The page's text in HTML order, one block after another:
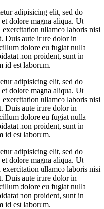
adipisicing elit, sed do
dolore magna aliqua. Ut
ullamco laboris nisi
Duis aute irure dolor in
dolore eu fugiat nulla
non proident, sunt in
id est laborum.
adipisicing elit, sed do
dolore magna aliqua. Ut
ullamco laboris nisi
Duis aute irure dolor in
dolore eu fugiat nulla
non proident, sunt in
id est laborum.
adipisicing elit, sed do
dolore magna aliqua. Ut
ullamco laboris nisi
Duis aute irure dolor in
dolore eu fugiat nulla
non proident, sunt in
id est laborum.